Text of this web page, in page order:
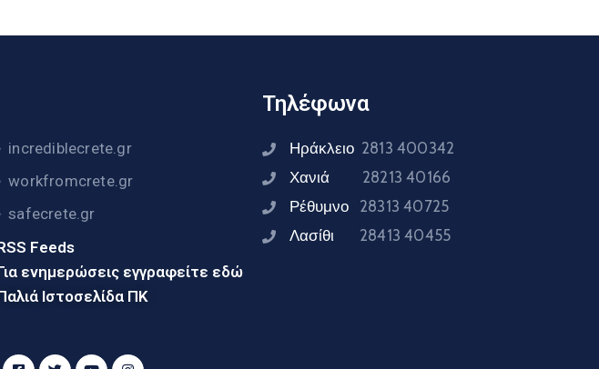
incrediblecrete.gr
workfromcrete.gr
safecrete.gr
Feeds
ενημερώσεις εγγραφείτε εδώ
Ιστοσελίδα ΠΚ
Τηλέφωνα
Ηράκλειο 2813 400342
Χανιά 28213 40166
Ρέθυμνο 28313 40725
Λασίθι 28413 40455